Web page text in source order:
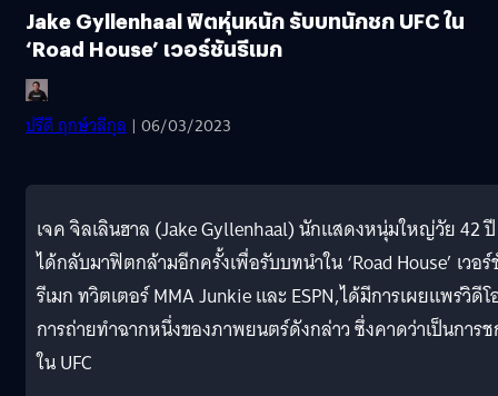
Jake Gyllenhaal ฟิตหุ่นหนัก รับบทนักชก UFC ใน
‘Road House’ เวอร์ชันรีเมก
ปรีดี ฤกษ์วลีกุล | 06/03/2023
เจค จิลเลินฮาล (Jake Gyllenhaal) นักแสดงหนุ่มใหญ่วัย 42 ปี
ได้กลับมาฟิตกล้ามอีกครั้งเพื่อรับบทนำใน ‘Road House’ เวอ
รีเมก ทวิตเตอร์ MMA Junkie และ ESPN,ได้มีการเผยแพร่วิดีโ
การถ่ายทำฉากหนึ่งของภาพยนตร์ดังกล่าว ซึ่งคาดว่าเป็นการ
ใน UFC